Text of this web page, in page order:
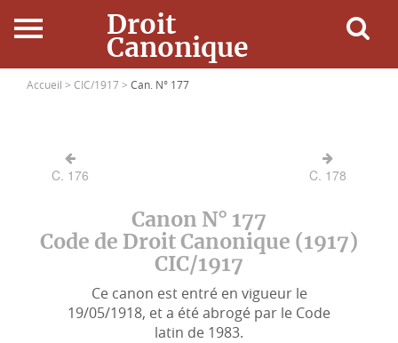
Droit
Canonique
Accueil
Ressources
Accueil > CIC/1917 > Can. N° 177
C. 176 C. 178
Canon N° 177
Code de Droit Canonique (1917)
CIC/1917
Ce canon est entré en vigueur le
19/05/1918, et a été abrogé par le Code
latin de 1983.